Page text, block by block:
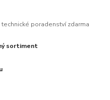
poradenství zdarma
sortiment